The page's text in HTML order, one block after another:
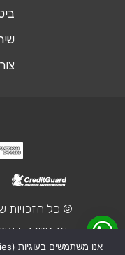
© כל הזכויות
אקסטרה